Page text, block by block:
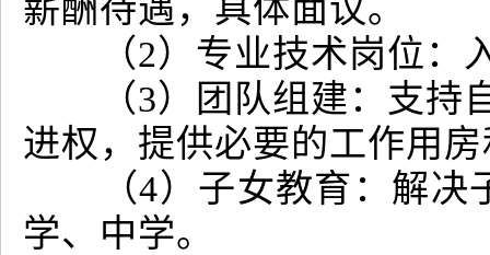
薪酬待遇，具体面议。
（2）专业技术岗位：
（3）团队组建：支持自
进权，提供必要的工作用
（4）子女教育：解决
学、中学。